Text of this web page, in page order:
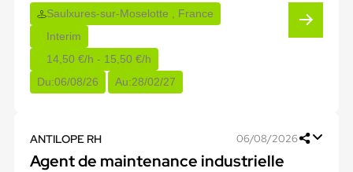
Saulxures-sur-Moselotte , France
Interim
14,50 €/h - 15,50 €/h
Du:06/08/26 Au:28/02/27
ANTILOPE RH 06/08/2026
Agent de maintenance industrielle